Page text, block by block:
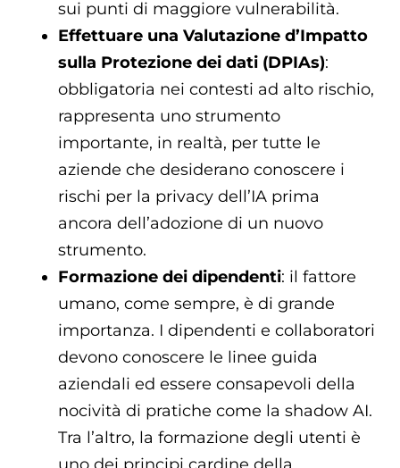
sui punti di maggiore vulnerabilità.
Effettuare una Valutazione d’Impatto
sulla Protezione dei dati (DPIAs):
obbligatoria nei contesti ad alto rischio,
rappresenta uno strumento
importante, in realtà, per tutte le
aziende che desiderano conoscere i
rischi per la privacy dell’IA prima
ancora dell’adozione di un nuovo
strumento.
Formazione dei dipendenti: il fattore
umano, come sempre, è di grande
importanza. I dipendenti e collaboratori
devono conoscere le linee guida
aziendali ed essere consapevoli della
nocività di pratiche come la shadow AI.
Tra l’altro, la formazione degli utenti è